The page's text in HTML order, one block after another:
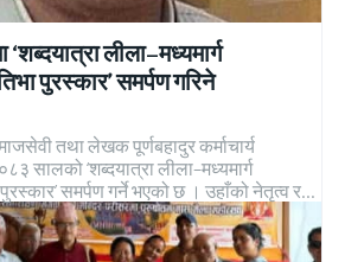
‘शब्दयात्रा लीला–मध्यमार्ग
पुरस्कार’ समर्पण गरिने
तथा लेखक पूर्णबहादुर कर्माचार्य
सालको ‘शब्दयात्रा लीला–मध्यमार्ग
समर्पण गर्ने भएको छ । उहाँको नेतृत्व र...